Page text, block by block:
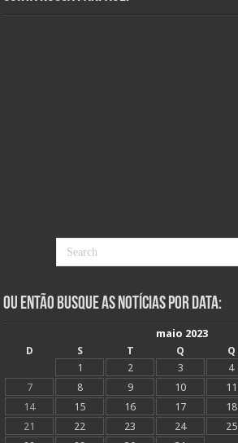
Ou Então Busque as Notícias Por Data:
maio 2023
D
S T Q Q
1
2 3 4
7
8 9 10 11
14
15 16 17 18
21
22 23 24 25